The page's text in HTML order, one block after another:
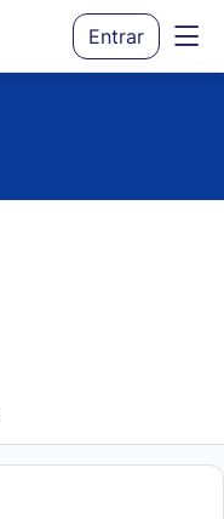
Entrar